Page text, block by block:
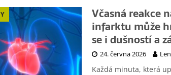
Včasná reakce
infarktu může
se i dušností a
24. června 2026
Každá minuta, která